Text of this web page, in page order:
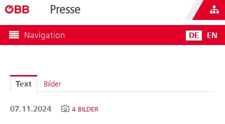
Presse
Navigation DE EN
Text Bilder
07.11.2024 4 BILDER